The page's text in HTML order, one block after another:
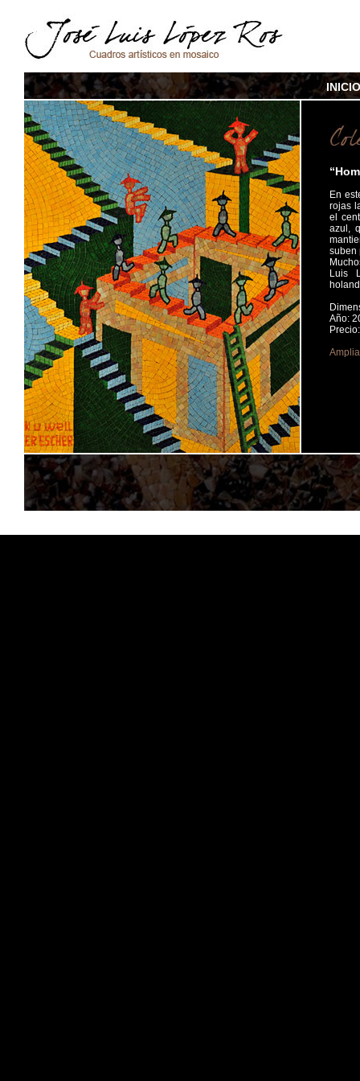
INICIO
En
rojas
el
azul,
suben
Luis
Año: